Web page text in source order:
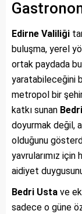
Edirne Valiliği
buluşma, yerel
ortak paydada
yaratabileceğini
metropol bir
katkı sunan
doyurmak değil,
olduğunu
yavrularımız için
aidiyet
Bedri Usta ve
sadece o güne